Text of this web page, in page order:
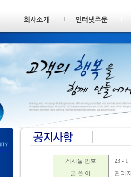
게시물 번호
23 - 1
글 쓴 이
관리